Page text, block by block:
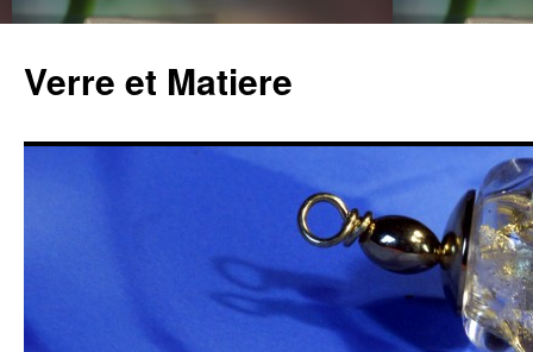
Verre et Matiere